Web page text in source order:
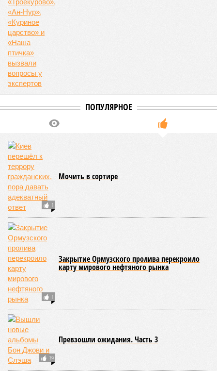
Юрий Баранчик, политолог
– Понятно, почему Пашинян хочет отжать актив
РЖД – в отместку за закрытие российских рынков. Ну
и вообще, чтобы ничего российского в стране не
осталось. Вместе с тем, если маленький Пашинян
отожмёт актив большой РЖД в маленькой Армении,
то о какой результативной внешней политике России
можно будет говорить в принципе?
Опубликовано:08.08.2026 17:00
Финляндии
отказался признать
Россию угрозой для
Европы
Версия //Украина //Киев перешёл к террору гражданских, пора давать
адекватный ответ
Киев перешёл к террору гражданских, пора давать
адекватный ответ
Мочить в сортире